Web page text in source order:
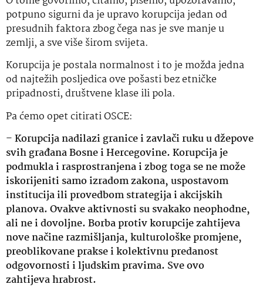
potpuno sigurni da je upravo korupcija jedan od
presudnih faktora zbog čega nas je sve manje u
zemlji, a sve više širom svijeta.
Korupcija je postala normalnost i to je možda jedna
od najtežih posljedica ove pošasti bez etničke
pripadnosti, društvene klase ili pola.
Pa ćemo opet citirati OSCE:
–Korupcija nadilazi granice i zavlači ruku u džepove
svih građana Bosne i Hercegovine. Korupcija je
podmukla i rasprostranjena i zbog toga se ne može
iskorijeniti samo izradom zakona, uspostavom
institucija ili provedbom strategija i akcijskih
planova. Ovakve aktivnosti su svakako neophodne,
ali ne i dovoljne. Borba protiv korupcije zahtijeva
nove načine razmišljanja, kulturološke promjene,
preoblikovane prakse i kolektivnu predanost
odgovornosti i ljudskim pravima. Sve ovo
zahtijeva hrabrost.